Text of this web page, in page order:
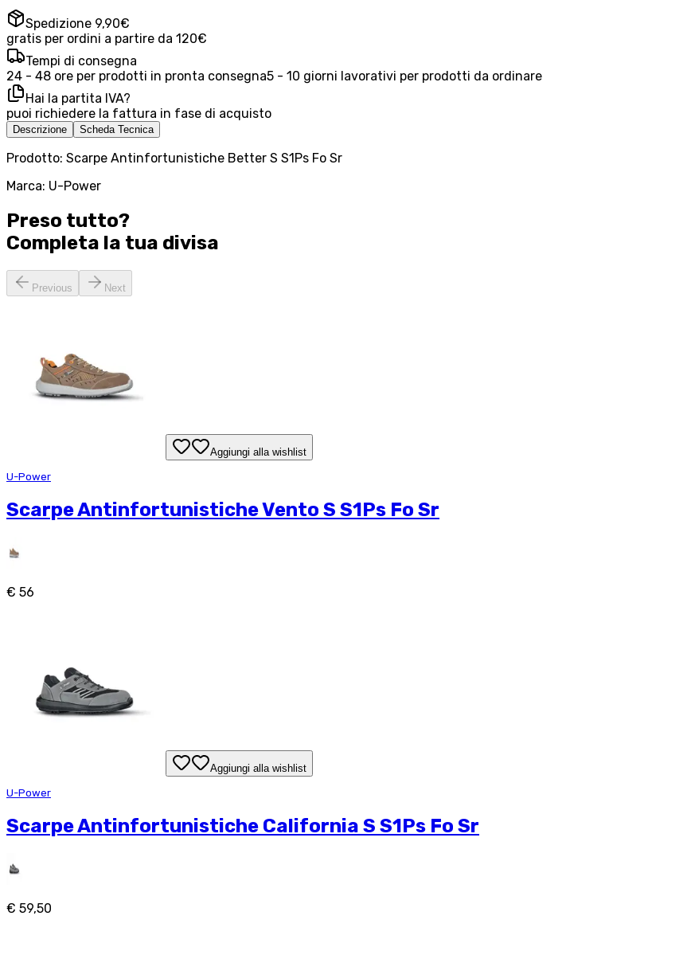
Spedizione 9,90€
gratis per ordini a partire da 120€
Tempi di consegna
24 - 48 ore per prodotti in pronta consegna5 - 10 giorni lavorativi per prodotti da ordinare
Hai la partita IVA?
puoi richiedere la fattura in fase di acquisto
Descrizione Scheda Tecnica
Prodotto: Scarpe Antinfortunistiche Better S S1Ps Fo Sr
Marca: U-Power
Preso tutto?
Completa la tua divisa
Previous Next
Aggiungi alla wishlist
U-Power
Scarpe Antinfortunistiche Vento S S1Ps Fo Sr
€ 56
Aggiungi alla wishlist
U-Power
Scarpe Antinfortunistiche California S S1Ps Fo Sr
€ 59,50